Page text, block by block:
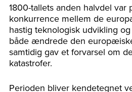
1800-tallets anden halvdel
konkurrence mellem de
hastig teknologisk udvikling
både ændrede den
samtidig gav et forvarsel om
katastrofer.
Perioden bliver kendetegnet